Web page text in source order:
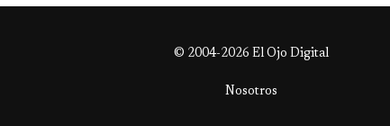
© 2004-2026 El Ojo Digital
Nosotros